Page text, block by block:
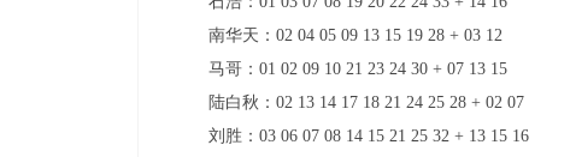
南华天：02 04 05 09 13 15 19 28 + 03 12
马哥：01 02 09 10 21 23 24 30 + 07 13 15
陆白秋：02 13 14 17 18 21 24 25 28 + 02 07
刘胜：03 06 07 08 14 15 21 25 32 + 13 15 16